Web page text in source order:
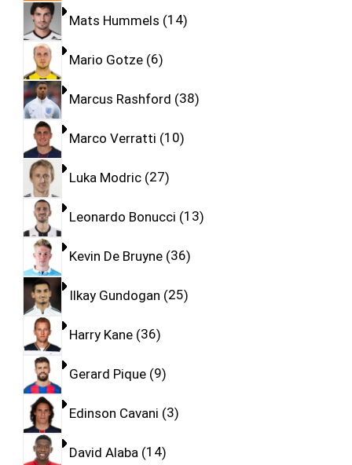
Mats Hummels 14
Mario Gotze 6
Marcus Rashford 38
Marco Verratti 10
Luka Modric 27
Leonardo Bonucci 13
Kevin De Bruyne 36
Ilkay Gundogan 25
Harry Kane 36
Gerard Pique 9
Edinson Cavani 3
David Alaba 14